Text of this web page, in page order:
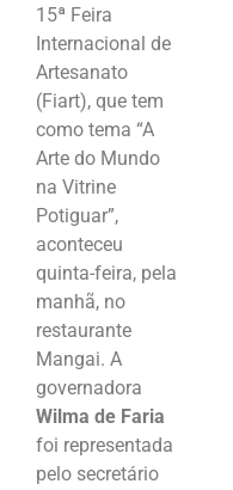
15ª Feira
Internacional de
Artesanato
(Fiart), que tem
como tema “A
Arte do Mundo
na Vitrine
Potiguar”,
aconteceu
quinta-feira, pela
manhã, no
restaurante
Mangai. A
governadora
Wilma de Faria
foi representada
pelo secretário